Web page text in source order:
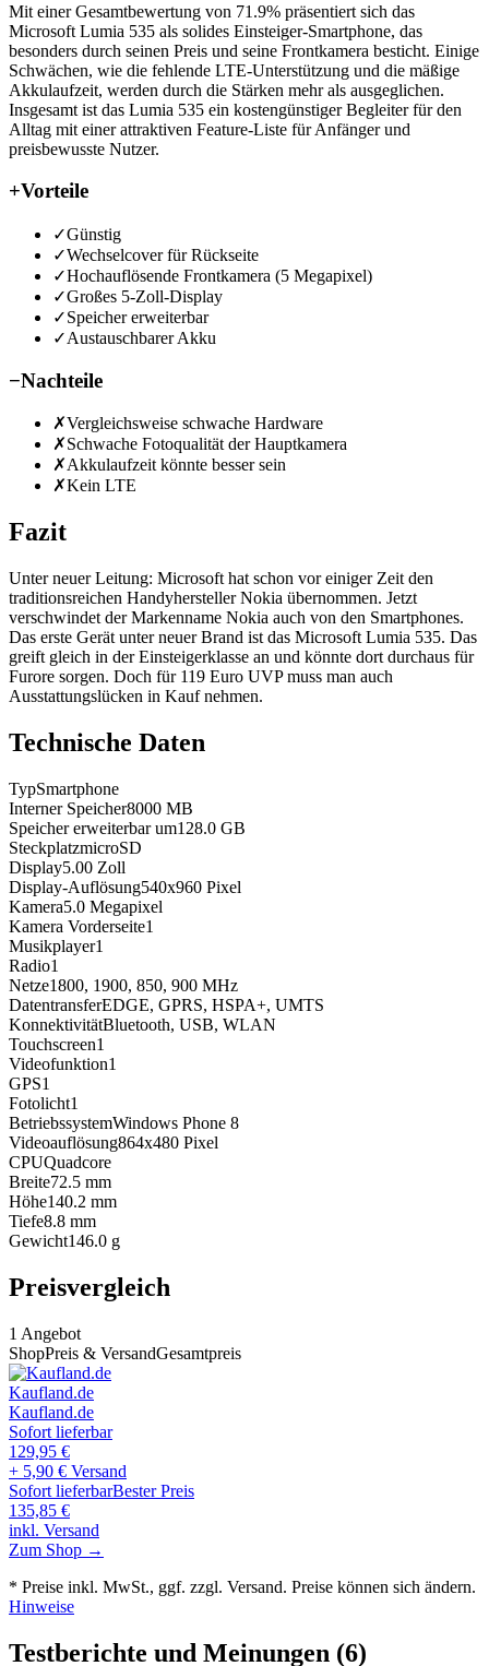
Mit einer Gesamtbewertung von 71.9% präsentiert sich das
Microsoft Lumia 535 als solides Einsteiger-Smartphone, das
besonders durch seinen Preis und seine Frontkamera besticht. Einige
Schwächen, wie die fehlende LTE-Unterstützung und die mäßige
Akkulaufzeit, werden durch die Stärken mehr als ausgeglichen.
Insgesamt ist das Lumia 535 ein kostengünstiger Begleiter für den
Alltag mit einer attraktiven Feature-Liste für Anfänger und
preisbewusste Nutzer.
+Vorteile
✓Günstig
✓Wechselcover für Rückseite
✓Hochauflösende Frontkamera (5 Megapixel)
✓Großes 5-Zoll-Display
✓Speicher erweiterbar
✓Austauschbarer Akku
−Nachteile
✗Vergleichsweise schwache Hardware
✗Schwache Fotoqualität der Hauptkamera
✗Akkulaufzeit könnte besser sein
✗Kein LTE
Fazit
Unter neuer Leitung: Microsoft hat schon vor einiger Zeit den
traditionsreichen Handyhersteller Nokia übernommen. Jetzt
verschwindet der Markenname Nokia auch von den Smartphones.
Das erste Gerät unter neuer Brand ist das Microsoft Lumia 535. Das
greift gleich in der Einsteigerklasse an und könnte dort durchaus für
Furore sorgen. Doch für 119 Euro UVP muss man auch
Ausstattungslücken in Kauf nehmen.
Technische Daten
TypSmartphone
Interner Speicher8000 MB
Speicher erweiterbar um128.0 GB
SteckplatzmicroSD
Display5.00 Zoll
Display-Auflösung540x960 Pixel
Kamera5.0 Megapixel
Kamera Vorderseite1
Musikplayer1
Radio1
Netze1800, 1900, 850, 900 MHz
DatentransferEDGE, GPRS, HSPA+, UMTS
KonnektivitätBluetooth, USB, WLAN
Touchscreen1
Videofunktion1
GPS1
Fotolicht1
BetriebssystemWindows Phone 8
Videoauflösung864x480 Pixel
CPUQuadcore
Breite72.5 mm
Höhe140.2 mm
Tiefe8.8 mm
Gewicht146.0 g
Preisvergleich
1 Angebot
ShopPreis & VersandGesamtpreis
Kaufland.de
Kaufland.de
Sofort lieferbar
129,95 €
+ 5,90 € Versand
Sofort lieferbarBester Preis
135,85 €
inkl. Versand
Zum Shop →
* Preise inkl. MwSt., ggf. zzgl. Versand. Preise können sich ändern.
Hinweise
Testberichte und Meinungen (6)